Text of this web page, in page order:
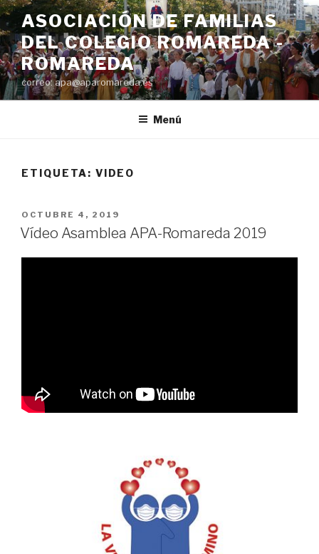
Saltar
al
contenido
ASOCIACIÓN DE FAMILIAS
DEL COLEGIO ROMAREDA -
ROMAREDA
correo: apa@aparomareda.es
Menú
ETIQUETA: VIDEO
PUBLICADO
EL
OCTUBRE 4, 2019
Vídeo Asamblea APA-Romareda 2019